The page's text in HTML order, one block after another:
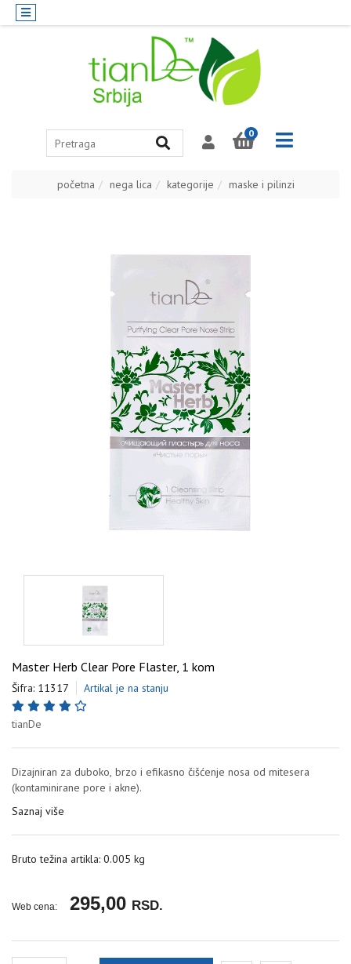
0
početna nega lica kategorije maske i pilinzi
Master Herb Clear Pore Flaster, 1 kom
Šifra: 11317 Artikal je na stanju
tianDe
Dizajniran za duboko, brzo i efikasno čišćenje nosa od mitesera
(kontaminirane pore i akne).
Saznaj više
Bruto težina artikla: 0.005 kg
Web cena: 295,00 RSD.